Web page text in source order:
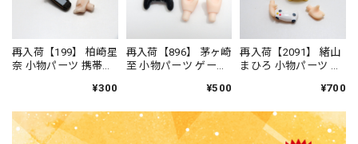
再入荷【199】 柏崎星
奈 小物パーツ 携帯ゲ
¥300
再入荷【896】 茅ヶ崎
至 小物パーツ ゲーム
¥500
再入荷【2091】 緒山
まひろ 小物パーツ ゲ
とぬいぐるみ ねん
¥700